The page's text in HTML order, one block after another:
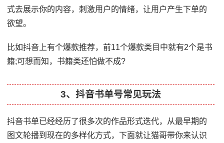
式去展示你的内容，刺激用户的情绪，让用户产生下单的
欲望。
比如抖音上有个爆款推荐，前11个爆款类目中就有2个是书
籍;可想而知，书籍类还怕做不成?
3、抖音书单号常见玩法
抖音书单已经经历了很多次的作品形式迭代，从最早期的
图文轮播到现在的多样化方式，下面就让猫哥带你来认识